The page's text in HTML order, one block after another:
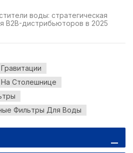
воды: стратегическая
B2B-дистрибьюторов в 2025
Столешнице
Фильтры Для Воды